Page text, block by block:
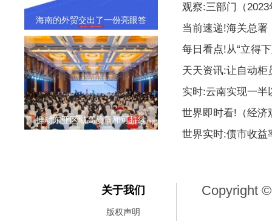
海南的外贸交出了一份亮眼答
推动东亚区域高质量和可持续
观察:三部门（
当前速递!海关总署
每日看点!从“立得
天天资讯:让自动柜
实时:云南实现一半
世界即时看!（经济
世界实时:债市收益
关于我们
版权声明
Copyright